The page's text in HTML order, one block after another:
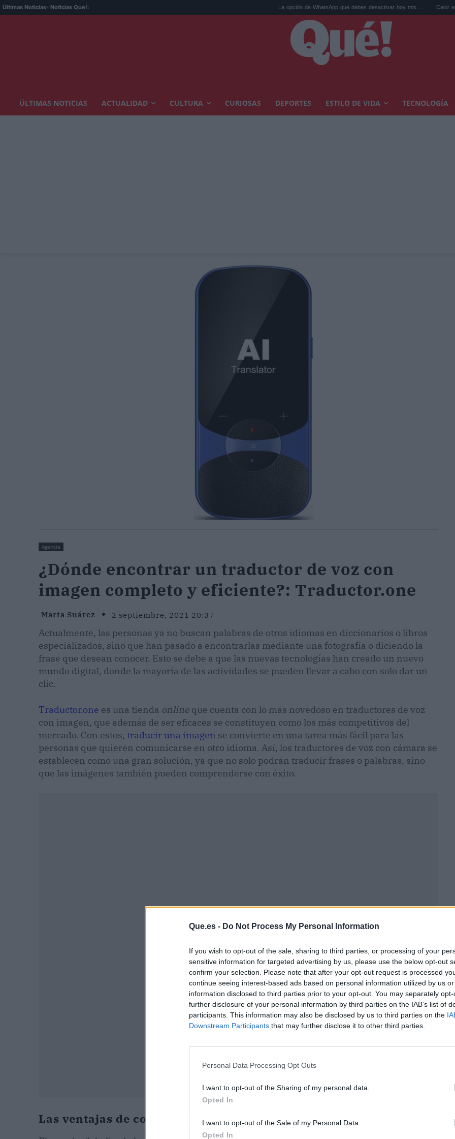
Que.es - Do Not Process My Personal Information
If you wish to opt-out of the sale, sharing to third parties, or processing of your
sensitive information for targeted advertising by us, please use the below opt-out
confirm your selection. Please note that after your opt-out request is processed
continue seeing interest-based ads based on personal information utilized by us
information disclosed to third parties prior to your opt-out. You may separately
further disclosure of your personal information by third parties on the IAB’s list of
participants. This information may also be disclosed by us to third parties on the
Downstream Participants that may further disclose it to other third parties.
Personal Data Processing Opt Outs
I want to opt-out of the Sharing of my personal data.
Opted In
I want to opt-out of the Sale of my Personal Data.
Opted In
Últimas Noticias- Noticias Que!: La opción de WhatsApp que debes desactivar hoy mis... Calor extremo y
ÚLTIMAS NOTICIAS ACTUALIDAD CULTURA CURIOSAS DEPORTES ESTILO DE VIDA TECNOLOGÍA
Agencia
¿Dónde encontrar un traductor de voz con
imagen completo y eficiente?: Traductor.one
Marta Suárez 2 septiembre, 2021 20:37
Actualmente, las personas ya no buscan palabras de otros idiomas en diccionarios o libros
especializados, sino que han pasado a encontrarlas mediante una fotografía o diciendo la
frase que desean conocer. Esto se debe a que las nuevas tecnologías han creado un nuevo
mundo digital, donde la mayoría de las actividades se pueden llevar a cabo con solo dar un
clic.
Traductor.one es una tienda online que cuenta con lo más novedoso en traductores de voz
con imagen, que además de ser eficaces se constituyen como los más competitivos del
mercado. Con estos, traducir una imagen se convierte en una tarea más fácil para las
personas que quieren comunicarse en otro idioma. Así, los traductores de voz con cámara se
establecen como una gran solución, ya que no solo podrán traducir frases o palabras, sino
que las imágenes también pueden comprenderse con éxito.
Las ventajas de contar con un traductor de voz con imagen